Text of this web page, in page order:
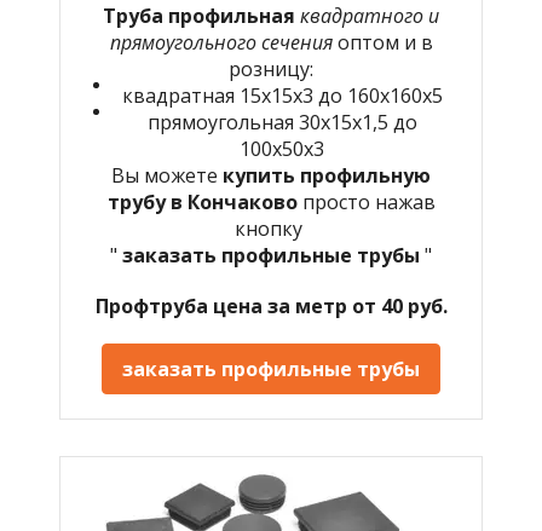
Труба профильная квадратного и
прямоугольного сеченияоптом и в
розницу:
квадратная 15х15х3 до 160х160х5
прямоугольная 30х15х1,5 до
100х50х3
Вы можете купить профильную
трубу в Кончаково просто нажав
кнопку
" заказать профильные трубы "
Профтруба цена за метр от 40 руб.
заказать профильные трубы